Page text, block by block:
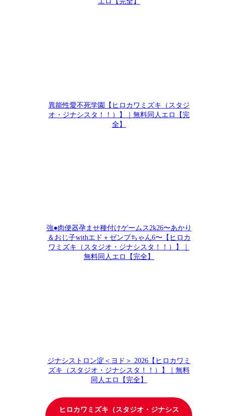
異能性愛不死学園【ヒロカワミズキ（スタジ
オ・ジナシスタ！！）】｜無料同人エロ【完
全】
強●肉便器孕ませ種付けゲームス2k26〜あかり
＆おじ子withエド＋ゼンブちゃん6〜【ヒロカ
ワミズキ（スタジオ・ジナシスタ！！）】｜
無料同人エロ【完全】
ジナシストロン淀＜ヨド＞ 2026【ヒロカワミ
ズキ（スタジオ・ジナシスタ！！）】｜無料
同人エロ【完全】
ヒロカワミズキ（スタジオ・ジナシス